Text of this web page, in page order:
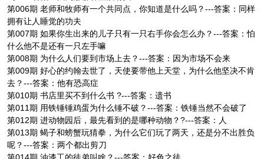
第006期 老师和牧师有一个共同点，你知道是什么吗？---答案：同样
拥有让人睡觉的功夫
第007期 如果你生出来的儿子只有一只右手你会怎么办？---答案：怕
什么他不是还有一只左手嘛
第008期 为什么人们要到市场上去？---答案：因为市场不会来
第009期 好心的约翰去世了，天使要带他上天堂，为什么他坚决不肯
去？---答案：他有恐高症
第010期 书店里买不到什么书 ?---答案：遗书
第011期 用铁锤锤鸡蛋为什么锤不破？---答案：铁锤当然不会破了
第012期 进动物园后，最先看到的是哪种动物？?---答案：人
第013期 蝎子和螃蟹玩猜拳，为什么它们玩了两天，还是分不出胜负
呢？---答案：两个都出剪刀